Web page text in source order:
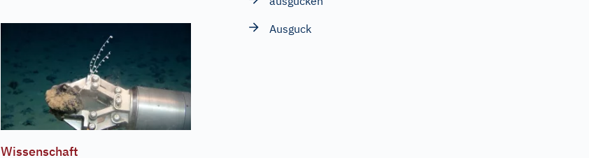
Wissenschaft
Ausguck